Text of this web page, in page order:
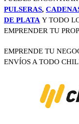
PULSERAS,
DE PLATA Y TODO
EMPRENDER TU
EMPRENDE TU
ENVÍOS A TODO